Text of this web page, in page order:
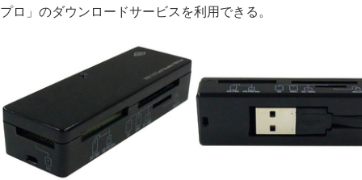
プロ」のダウンロードサービスを利用できる。